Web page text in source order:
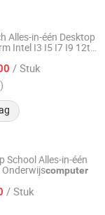
Alles-in-één Desktop
Intel I3 I5 I7 I9 12th
SSD Pcie WiFi 6
/ Stuk
School Alles-in-één
Onderwijscomputer
/ Stuk